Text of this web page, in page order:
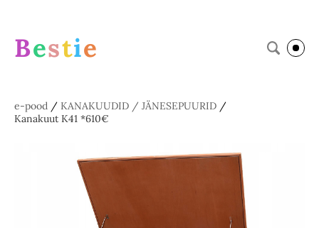
Bestie
e-pood / KANAKUUDID / JÄNESEPUURID /
Kanakuut K41 *610€